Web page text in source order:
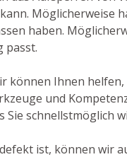
Möglicherweise
haben.
passt.
können Ihnen
und
Sie schnellstmöglich
ist, können wir